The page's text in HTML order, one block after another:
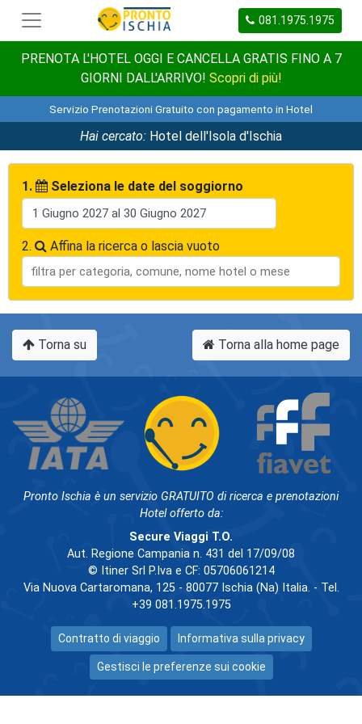
081.1975.1975
PRENOTA L'HOTEL OGGI E CANCELLA GRATIS FINO A 7
GIORNI DALL'ARRIVO! Scopri di più!
Servizio Prenotazioni Gratuito con pagamento in Hotel
Hai cercato: Hotel dell'Isola d'Ischia
1. Seleziona le date del soggiorno
2. Affina la ricerca o lascia vuoto
Torna su Torna alla home page
Pronto Ischia è un servizio GRATUITO di ricerca e prenotazioni
Hotel offerto da:
Secure Viaggi T.O.
Aut. Regione Campania n. 431 del 17/09/08
© Itiner Srl P.Iva e CF: 05706061214
Via Nuova Cartaromana, 125 - 80077 Ischia (Na) Italia. - Tel.
+39 081.1975.1975
Contratto di viaggio Informativa sulla privacy
Gestisci le preferenze sui cookie